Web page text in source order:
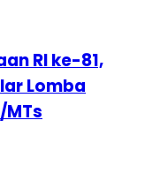
RI ke-81,
Lomba
MTs